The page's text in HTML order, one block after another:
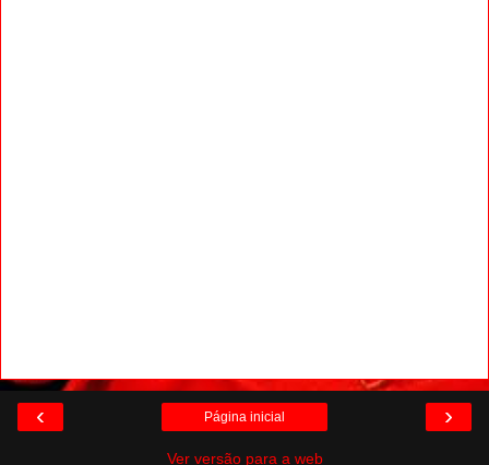
‹ ›
Página inicial
Ver versão para a web